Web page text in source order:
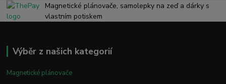
Magnetické plánovače, samolepky na zeď a dárky s
vlastním potiskem
Výběr z našich kategorií
Magnetické plánovače